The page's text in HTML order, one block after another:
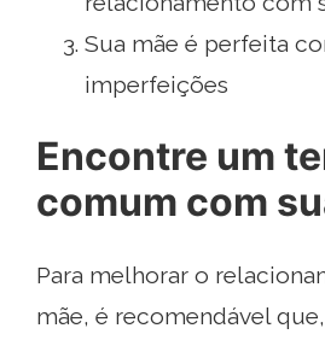
Sua mãe é perfeita
imperfeições
Encontre um
comum com
Para melhorar o
mãe, é recomendável